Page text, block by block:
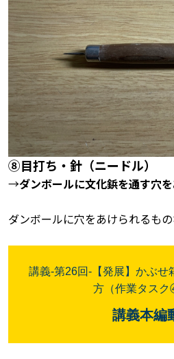
⑧目打ち・針（ニードル）
→ダンボールに文化鋲を通す穴を
ダンボールに穴をあけられるもの
講義-第26回-【発展】かぶせ
方 （作業タス
講義本編